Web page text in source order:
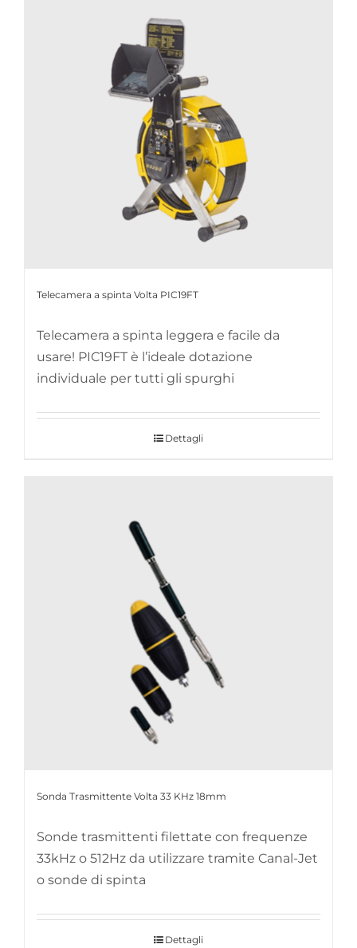
Telecamera a spinta Volta PIC19FT
Telecamera a spinta leggera e facile da
usare! PIC19FT è l’ideale dotazione
individuale per tutti gli spurghi
Dettagli
Sonda Trasmittente Volta 33 KHz 18mm
Sonde trasmittenti filettate con frequenze
33kHz o 512Hz da utilizzare tramite Canal-Jet
o sonde di spinta
Dettagli